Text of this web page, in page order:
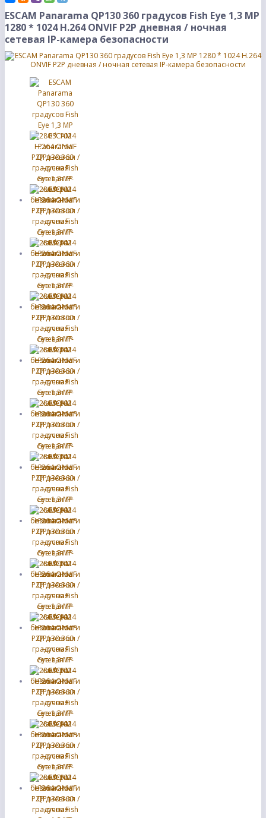
ESCAM Panarama QP130 360 градусов Fish Eye 1,3 MP
1280 * 1024 H.264 ONVIF P2P дневная / ночная
сетевая IP-камера безопасности